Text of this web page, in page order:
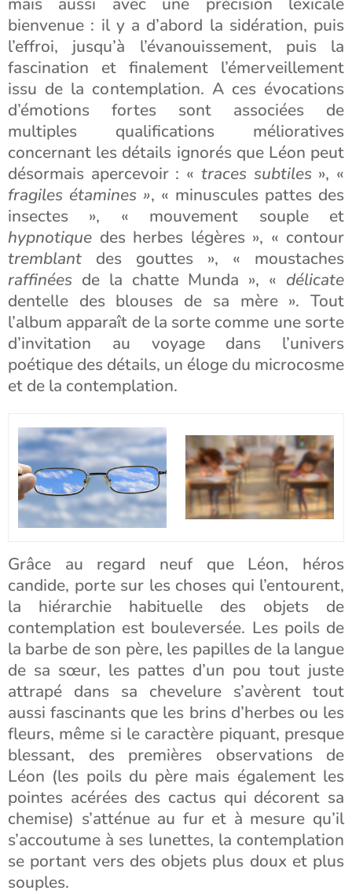
bienvenue : il y a d’abord la sidération, puis
l’effroi, jusqu’à l’évanouissement, puis la
fascination et finalement l’émerveillement
issu de la contemplation. A ces évocations
d’émotions fortes sont associées de
multiples qualifications mélioratives
concernant les détails ignorés que Léon peut
désormais apercevoir : « traces subtiles», «
fragiles étamines », « minuscules pattes des
insectes », « mouvement souple et
hypnotique des herbes légères », « contour
tremblant des gouttes », « moustaches
raffinées de la chatte Munda », « délicate
dentelle des blouses de sa mère ». Tout
l’album apparaît de la sorte comme une sorte
d’invitation au voyage dans l’univers
poétique des détails, un éloge du microcosme
et de la contemplation.
Grâce au regard neuf que Léon, héros
candide, porte sur les choses qui l’entourent,
la hiérarchie habituelle des objets de
contemplation est bouleversée. Les poils de
la barbe de son père, les papilles de la langue
de sa sœur, les pattes d’un pou tout juste
attrapé dans sa chevelure s’avèrent tout
aussi fascinants que les brins d’herbes ou les
fleurs, même si le caractère piquant, presque
blessant, des premières observations de
Léon (les poils du père mais également les
pointes acérées des cactus qui décorent sa
chemise) s’atténue au fur et à mesure qu’il
s’accoutume à ses lunettes, la contemplation
se portant vers des objets plus doux et plus
souples.